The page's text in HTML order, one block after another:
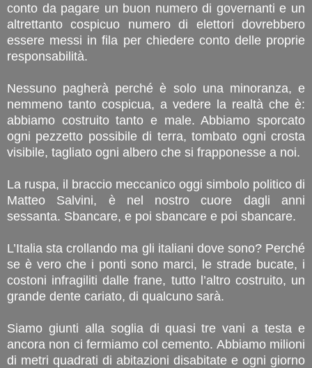
conto da pagare un buon numero di governanti e un
altrettanto cospicuo numero di elettori dovrebbero
essere messi in fila per chiedere conto delle proprie
responsabilità.
Nessuno pagherà perché è solo una minoranza, e
nemmeno tanto cospicua, a vedere la realtà che è:
abbiamo costruito tanto e male. Abbiamo sporcato
ogni pezzetto possibile di terra, tombato ogni crosta
visibile, tagliato ogni albero che si frapponesse a noi.
La ruspa, il braccio meccanico oggi simbolo politico di
Matteo Salvini, è nel nostro cuore dagli anni
sessanta. Sbancare, e poi sbancare e poi sbancare.
L’Italia sta crollando ma gli italiani dove sono? Perché
se è vero che i ponti sono marci, le strade bucate, i
costoni infragiliti dalle frane, tutto l’altro costruito, un
grande dente cariato, di qualcuno sarà.
Siamo giunti alla soglia di quasi tre vani a testa e
ancora non ci fermiamo col cemento. Abbiamo milioni
di metri quadrati di abitazioni disabitate e ogni giorno